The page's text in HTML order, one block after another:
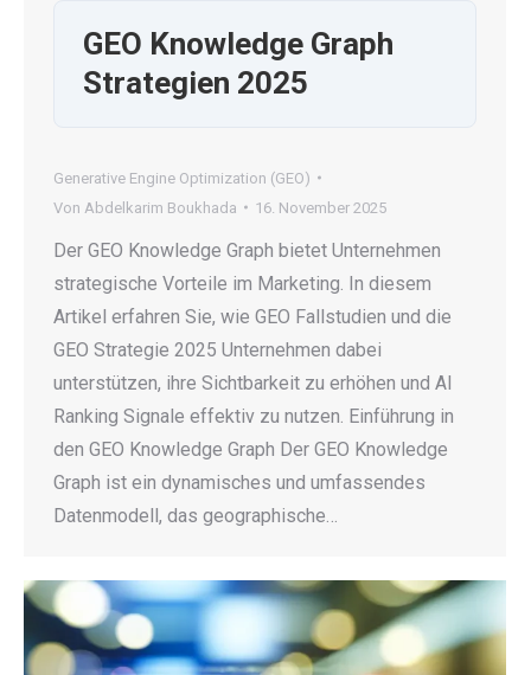
GEO Knowledge Graph
Strategien 2025
Generative Engine Optimization (GEO)
Von Abdelkarim Boukhada 16. November 2025
Der GEO Knowledge Graph bietet Unternehmen
strategische Vorteile im Marketing. In diesem
Artikel erfahren Sie, wie GEO Fallstudien und die
GEO Strategie 2025 Unternehmen dabei
unterstützen, ihre Sichtbarkeit zu erhöhen und AI
Ranking Signale effektiv zu nutzen. Einführung in
den GEO Knowledge Graph Der GEO Knowledge
Graph ist ein dynamisches und umfassendes
Datenmodell, das geographische…